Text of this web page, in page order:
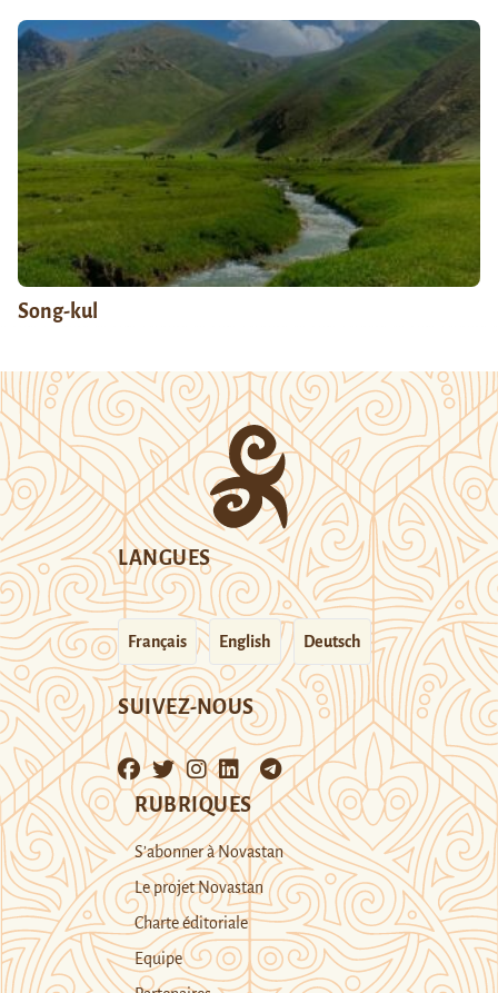
Song-kul
LANGUES
Français English Deutsch
SUIVEZ-NOUS
RUBRIQUES
S’abonner à Novastan
Le projet Novastan
Charte éditoriale
Equipe